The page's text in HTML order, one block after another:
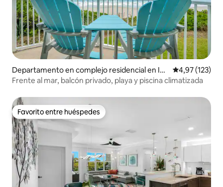
Departamento en complejo residencial en Ind
ialantic
Calificación
4,97 (123)
Frente al mar, balcón privado, playa y piscina climatizada
Favorito entre huéspedes
Favorito entre huéspedes